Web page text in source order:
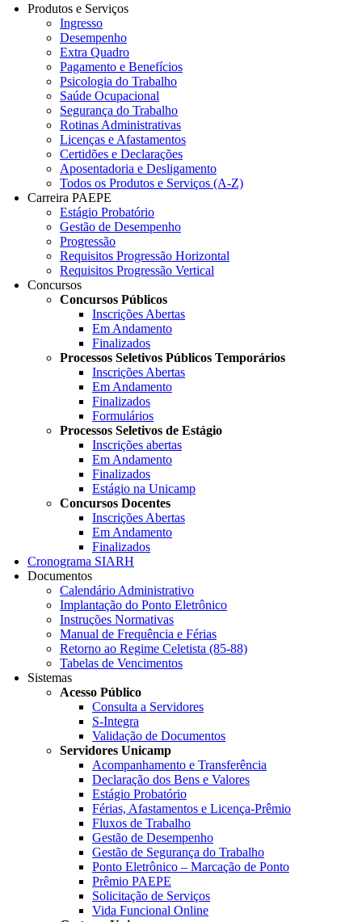
Produtos e Serviços
Ingresso
Desempenho
Extra Quadro
Pagamento e Benefícios
Psicologia do Trabalho
Saúde Ocupacional
Segurança do Trabalho
Rotinas Administrativas
Licenças e Afastamentos
Certidões e Declarações
Aposentadoria e Desligamento
Todos os Produtos e Serviços (A-Z)
Carreira PAEPE
Estágio Probatório
Gestão de Desempenho
Progressão
Requisitos Progressão Horizontal
Requisitos Progressão Vertical
Concursos
Concursos Públicos
Inscrições Abertas
Em Andamento
Finalizados
Processos Seletivos Públicos Temporários
Inscrições Abertas
Em Andamento
Finalizados
Formulários
Processos Seletivos de Estágio
Inscrições abertas
Em Andamento
Finalizados
Estágio na Unicamp
Concursos Docentes
Inscrições Abertas
Em Andamento
Finalizados
Cronograma SIARH
Documentos
Calendário Administrativo
Implantação do Ponto Eletrônico
Instruções Normativas
Manual de Frequência e Férias
Retorno ao Regime Celetista (85-88)
Tabelas de Vencimentos
Sistemas
Acesso Público
Consulta a Servidores
S-Integra
Validação de Documentos
Servidores Unicamp
Acompanhamento e Transferência
Declaração dos Bens e Valores
Estágio Probatório
Férias, Afastamentos e Licença-Prêmio
Fluxos de Trabalho
Gestão de Desempenho
Gestão de Segurança do Trabalho
Ponto Eletrônico – Marcação de Ponto
Prêmio PAEPE
Solicitação de Serviços
Vida Funcional Online